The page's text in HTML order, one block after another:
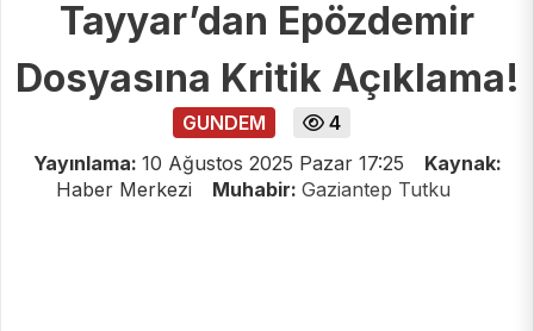
Tayyar’dan Epözdemir
Dosyasına Kritik Açıklama!
GUNDEM
4
Yayınlama: 10 Ağustos 2025 Pazar 17:25
Kaynak:
Haber Merkezi
Muhabir: Gaziantep Tutku